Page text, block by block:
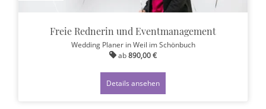
Freie Rednerin und Eventmanagement
Wedding Planer in Weil im Schönbuch
ab890,00 €
Details ansehen